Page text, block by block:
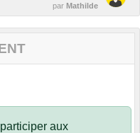
par Mathilde
aux